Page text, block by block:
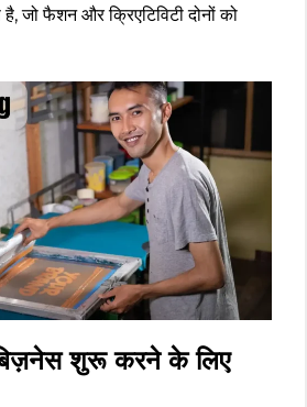
जो फैशन और क्रिएटिविटी दोनों को
बिज़नेस शुरू करने के लिए